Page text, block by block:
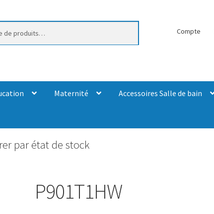
Compte
Maternité Accessoires Salle de bain
par état de stock
P901T1HW